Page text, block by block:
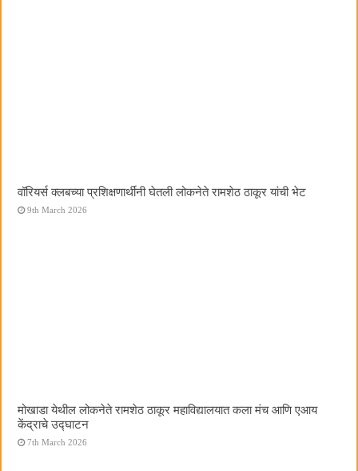
वॉरियर्स क्लबच्या प्रशिक्षणार्थींनी घेतली लोकनेते रामशेठ ठाकूर यांची भेट
9th March 2026
मोखाडा येथील लोकनेते रामशेठ ठाकूर महाविद्यालयात कला मंच आणि एआय
केंद्राचे उद्घाटन
7th March 2026